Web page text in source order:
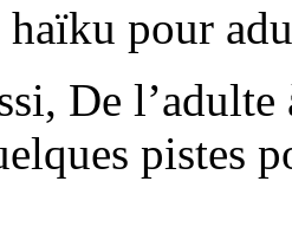
pour
De
pistes